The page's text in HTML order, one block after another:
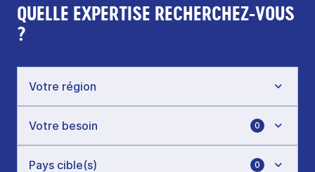
QUELLE EXPERTISE RECHERCHEZ-VOUS
?
0
0